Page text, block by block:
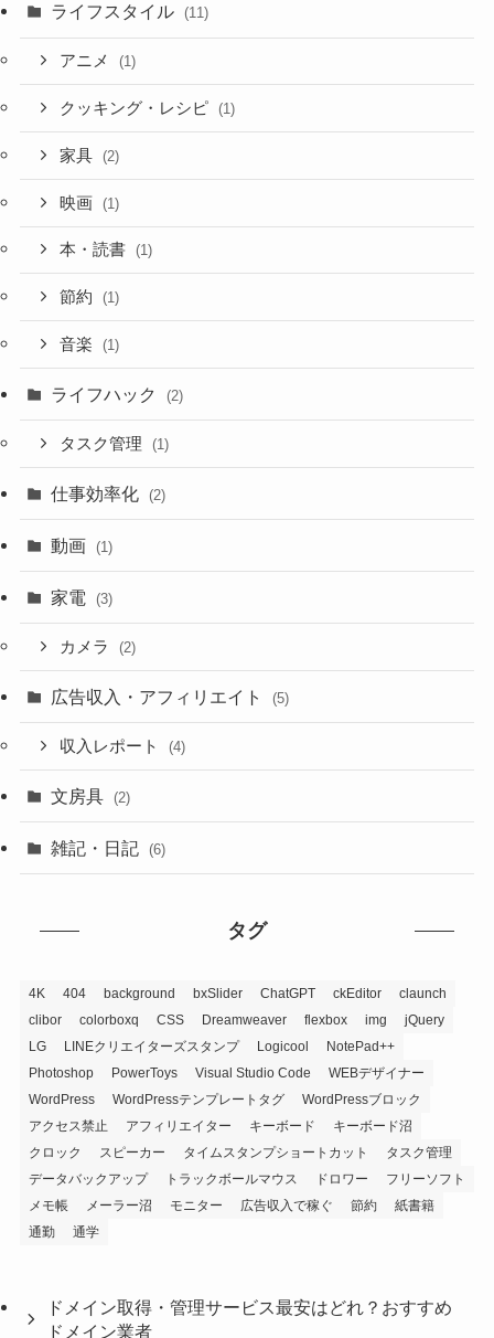
ライフスタイル (11)
アニメ (1)
クッキング・レシピ (1)
家具 (2)
映画 (1)
本・読書 (1)
節約 (1)
音楽 (1)
ライフハック (2)
タスク管理 (1)
仕事効率化 (2)
動画 (1)
家電 (3)
カメラ (2)
広告収入・アフィリエイト (5)
収入レポート (4)
文房具 (2)
雑記・日記 (6)
タグ
4K 404 background bxSlider ChatGPT ckEditor
claunch
clibor
colorboxq CSS Dreamweaver flexbox img
jQuery
LG
LINEクリエイターズスタンプ Logicool
NotePad++
Photoshop
PowerToys Visual Studio Code
WEBデザイナー
WordPress
WordPressテンプレートタグ
WordPressブロック
アクセス禁止
アフィリエイター キーボード
キーボード沼
クロック
スピーカー タイムスタンプショートカット
タスク管理
データバックアップ
トラックボールマウス ドロワー
フリーソフト
メモ帳
メーラー沼 モニター 広告収入で稼ぐ 節約
紙書籍
通勤
通学
ドメイン取得・管理サービス最安はどれ？おすすめ
ドメイン業者